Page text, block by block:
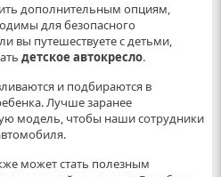
дополнительным опциям,
для безопасного
вы путешествуете с детьми,
детское автокресло.
и подбираются в
Лучше заранее
модель, чтобы наши сотрудники
может стать полезным